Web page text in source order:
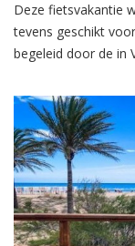
Deze fietsvakantie
tevens geschikt
begeleid door de in